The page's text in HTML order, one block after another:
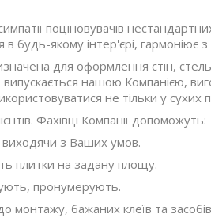
поціновувачів
в будь-якому інтер'єрі, гармоніює
для оформлення стін,
нашою Компанією,
не тільки у сухих
Фахівці Компанії допоможуть:
виходячи з Ваших умов.
плитки на задану площу.
пронумерують.
монтажу, бажаних клеїв та